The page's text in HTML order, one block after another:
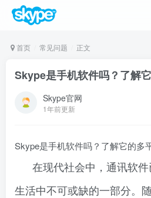
首页 常见问题 正文
Skype是手机软件吗？了解
Skype官网
1年前更新
Skype是手机软件吗？了解它的多
在现代社会中，通讯软
生活中不可或缺的一部分。